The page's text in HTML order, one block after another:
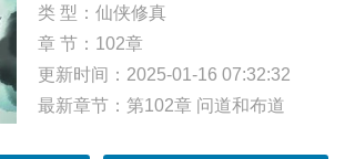
类 型： 仙侠修真
章 节：102章
更新时间：2025-01-16 07:32:32
最新章节： 第102章 问道和布道